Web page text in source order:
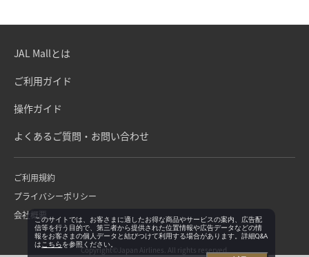
JAL Mallとは
ご利用ガイド
操作ガイド
よくあるご質問・お問い合わせ
ご利用規約
プライバシーポリシー
会社概要
Copyright©Japan Airlines. All rights reserved.
このサイトでは、お客さまに適したお得な商品やサービスの案内、広告配
信等を行う目的で、第三者から提供された位置情報や広告データなどの情
報をお客さまの個人データと結びつけて利用する場合があります。詳細Q&A
は こちらを参照ください。